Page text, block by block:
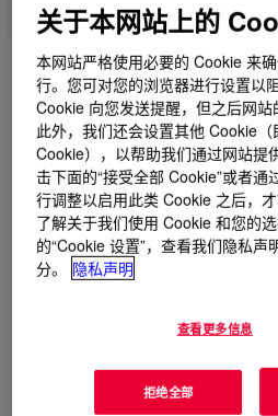
什么是DOWSIL™ EA-3939
high strength silicone adhesive.
关于本网站上的
本网站严格使用必要的 Cookie 来
行。您可对您的浏览器进行设置以
Cookie 向您发送提醒，但之后网站
此外，我们还会设置其他 Cookie
Cookie），以帮助我们通过网站提
击下面的“接受全部 Cookie”或者
行调整以启用此类 Cookie 之后，
了解关于我们使用 Cookie 和您的
的“Cookie 设置”，查看我们隐私声
分。
隐私声明
查看更多信息
拒绝全部